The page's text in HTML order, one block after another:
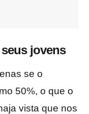
jovens
se o
50%, o que o
vista que nos